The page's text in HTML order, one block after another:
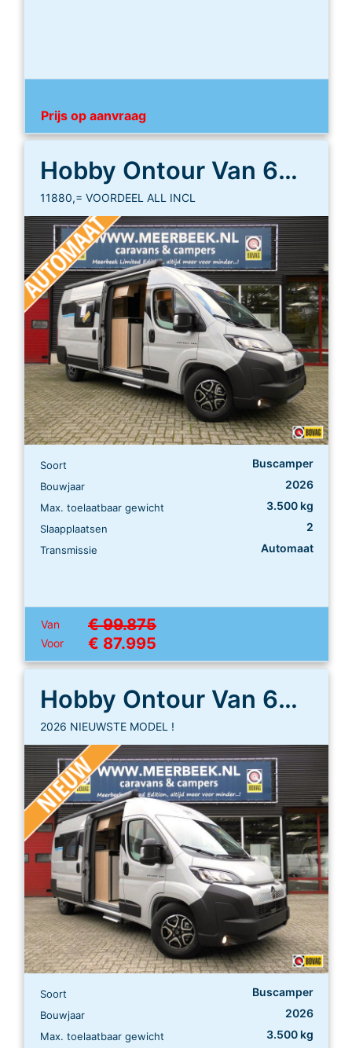
Prijs op aanvraag
Hobby Ontour Van 600 FT
11880,= VOORDEEL ALL INCL
Soort Buscamper
Bouwjaar 2026
Max. toelaatbaar gewicht 3.500 kg
Slaapplaatsen 2
Transmissie Automaat
Van € 99.875
Voor € 87.995
Hobby Ontour Van 600 FT
2026 NIEUWSTE MODEL !
Soort Buscamper
Bouwjaar 2026
Max. toelaatbaar gewicht 3.500 kg